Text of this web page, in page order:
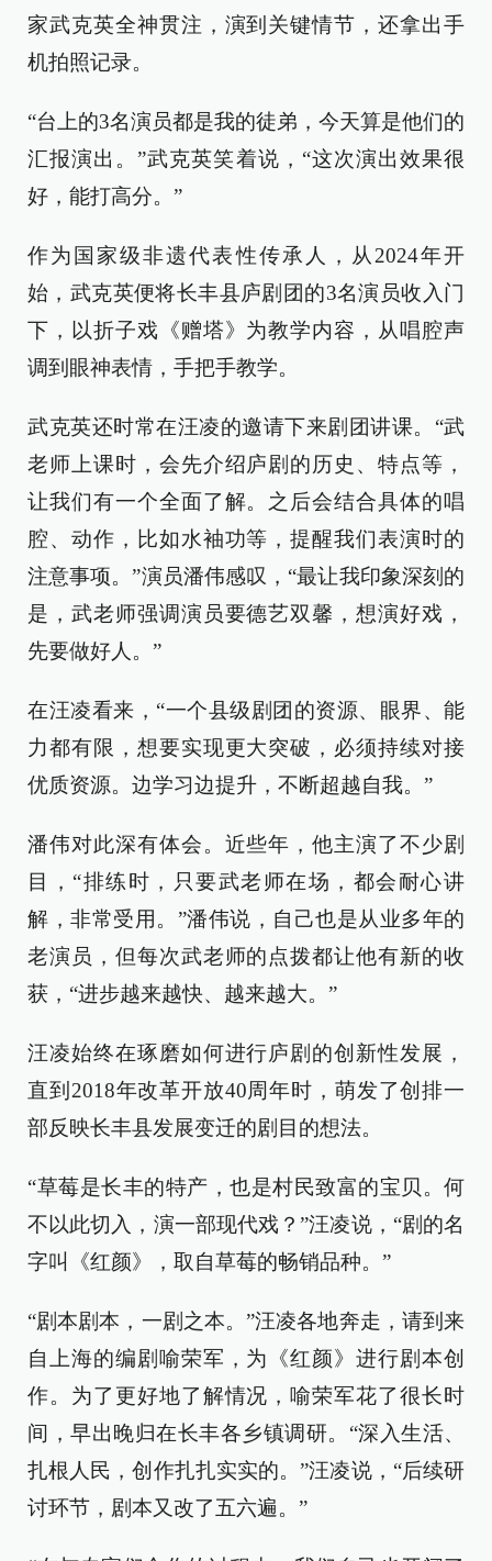
家武克英全神贯注，演到关键情节，还拿出手
机拍照记录。
“台上的3名演员都是我的徒弟，今天算是他们的
汇报演出。”武克英笑着说，“这次演出效果很
好，能打高分。”
作为国家级非遗代表性传承人，从2024年开
始，武克英便将长丰县庐剧团的3名演员收入门
下，以折子戏《赠塔》为教学内容，从唱腔声
调到眼神表情，手把手教学。
武克英还时常在汪凌的邀请下来剧团讲课。“武
老师上课时，会先介绍庐剧的历史、特点等，
让我们有一个全面了解。之后会结合具体的唱
腔、动作，比如水袖功等，提醒我们表演时的
注意事项。”演员潘伟感叹，“最让我印象深刻的
是，武老师强调演员要德艺双馨，想演好戏，
先要做好人。”
在汪凌看来，“一个县级剧团的资源、眼界、能
力都有限，想要实现更大突破，必须持续对接
优质资源。边学习边提升，不断超越自我。”
潘伟对此深有体会。近些年，他主演了不少剧
目，“排练时，只要武老师在场，都会耐心讲
解，非常受用。”潘伟说，自己也是从业多年的
老演员，但每次武老师的点拨都让他有新的收
获，“进步越来越快、越来越大。”
汪凌始终在琢磨如何进行庐剧的创新性发展，
直到2018年改革开放40周年时，萌发了创排一
部反映长丰县发展变迁的剧目的想法。
“草莓是长丰的特产，也是村民致富的宝贝。何
不以此切入，演一部现代戏？”汪凌说，“剧的名
字叫《红颜》，取自草莓的畅销品种。”
“剧本剧本，一剧之本。”汪凌各地奔走，请到来
自上海的编剧喻荣军，为《红颜》进行剧本创
作。为了更好地了解情况，喻荣军花了很长时
间，早出晚归在长丰各乡镇调研。“深入生活、
扎根人民，创作扎扎实实的。”汪凌说，“后续研
讨环节，剧本又改了五六遍。”